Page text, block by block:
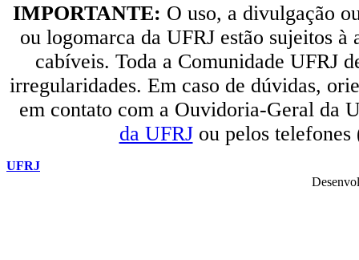
IMPORTANTE: O uso, a divulgação
ou logomarca da UFRJ estão sujeitos
cabíveis. Toda a Comunidade UFRJ
irregularidades. Em caso de dúvidas,
em contato com a Ouvidoria-Geral da
da UFRJou pelos telefones
UFRJ